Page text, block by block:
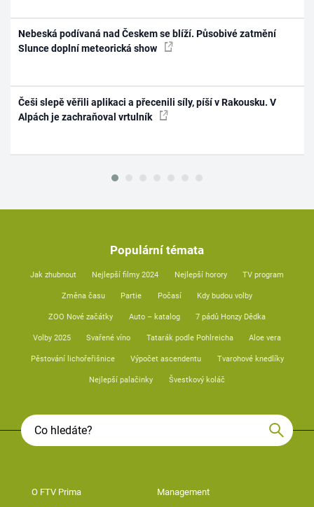
Nebeská podívaná nad Českem se blíží. Působivé zatmění
Slunce doplní meteorická show
Češi slepě věřili aplikaci a přecenili síly, píší v Rakousku. V
Alpách je zachraňoval vrtulník
Populární témata
Jak zhubnout Nejlepší filmy 2024 Nejlepší horory TV program
Změna času Partie Počasí Kdy budou volby
ZOO Nové začátky Auto – katalog 7 pádů Honzy Dědka
Volby 2025 Svařené víno Tatarák podle Pohlreicha Aloe vera
Pěstování lichořeřišnice Výpočet ascendentu Tvarohové knedlíky
Nejlepší palačinky Švestkový koláč
O FTV Prima Management